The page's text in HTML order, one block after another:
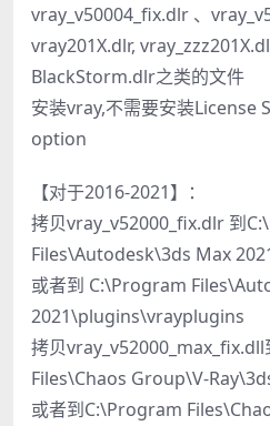
vray_v50004_fix.dlr 、
vray201X.dlr,
BlackStorm.dlr之类的文件
安装vray,不需要安装License
option
【对于2016-2021】：
拷贝vray_v52000_fix.dlr 到
Files\Autodesk\3ds Max
或者到 C:\Program
2021\plugins\vrayplugins
拷贝
Files\Chaos Group\V-
或者到C:\Program